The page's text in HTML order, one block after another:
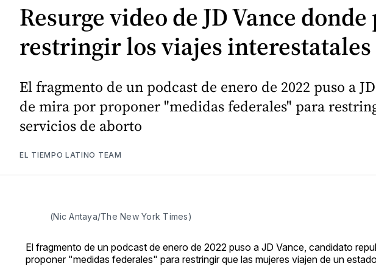
Resurge video de JD Vance
restringir los viajes
El fragmento de un podcast de enero de 2022 puso a
de mira por proponer "medidas federales" para
servicios de aborto
EL TIEMPO LATINO TEAM
(Nic Antaya/The New York Times)
El fragmento de un podcast de enero de 2022 puso a JD Vance, candidato
proponer "medidas federales" para restringir que las mujeres viajen de un